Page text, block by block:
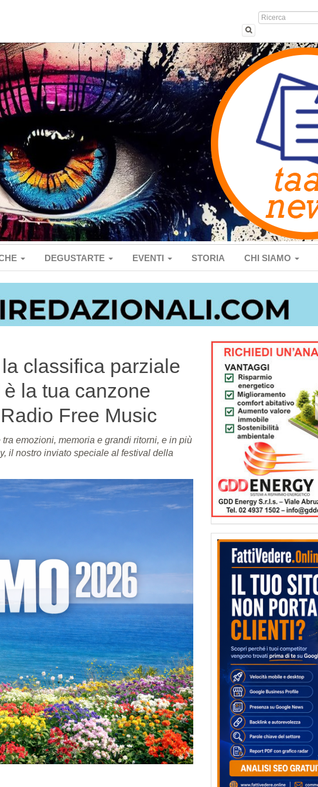
DEGUSTARTE EVENTI STORIA CHI SIAMO
classifica parziale
la tua canzone
Free Music
emozioni, memoria e grandi ritorni, e in più
il nostro inviato speciale al festival della